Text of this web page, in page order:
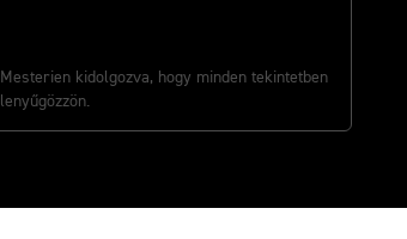
Mesterien kidolgozva, hogy minden tekintetben
lenyűgözzön.